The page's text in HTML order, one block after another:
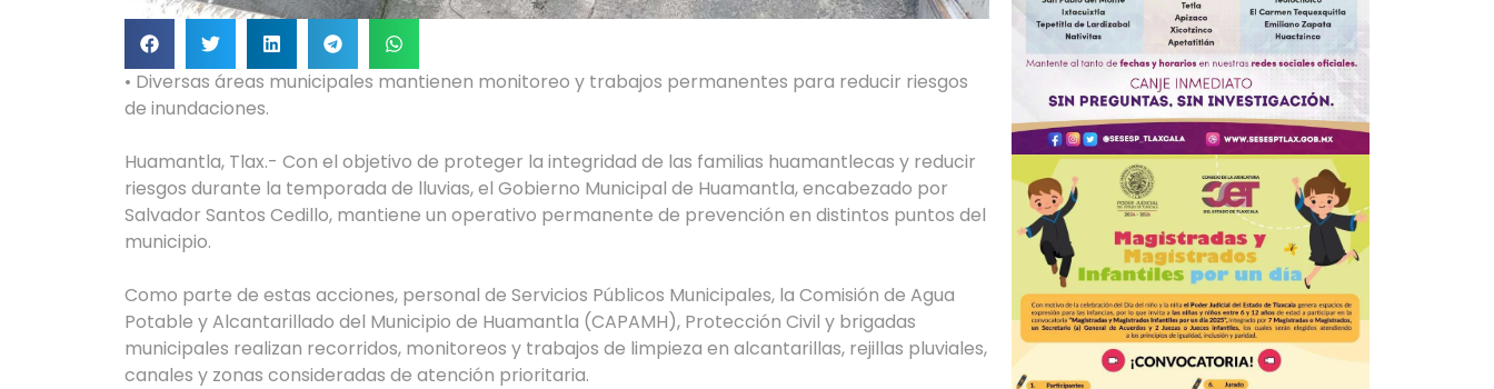
• Diversas áreas municipales mantienen monitoreo y trabajos permanentes para reducir riesgos
de inundaciones.
Huamantla, Tlax.- Con el objetivo de proteger la integridad de las familias huamantlecas y reducir
riesgos durante la temporada de lluvias, el Gobierno Municipal de Huamantla, encabezado por
Salvador Santos Cedillo, mantiene un operativo permanente de prevención en distintos puntos del
municipio.
Como parte de estas acciones, personal de Servicios Públicos Municipales, la Comisión de Agua
Potable y Alcantarillado del Municipio de Huamantla (CAPAMH), Protección Civil y brigadas
municipales realizan recorridos, monitoreos y trabajos de limpieza en alcantarillas, rejillas pluviales,
canales y zonas consideradas de atención prioritaria.